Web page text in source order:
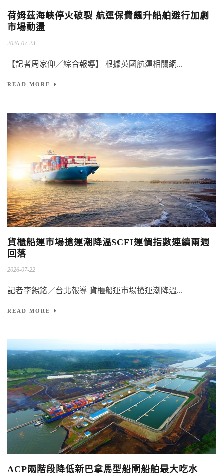
荷姆茲海峽停火破裂 航運保費飆升船舶避行加劇
市場動盪
2026-07-23
【記者周家仰／綜合報導】 根據英國航運相關網...
READ MORE
貨櫃船運市場搶運潮降溫SCFI運價指數連續兩週
回落
2026-07-22
記者李錫銘／台北報導 貨櫃船運市場搶運潮降溫...
READ MORE
ACP兩階段降低新巴拿馬型船閘船舶最大吃水